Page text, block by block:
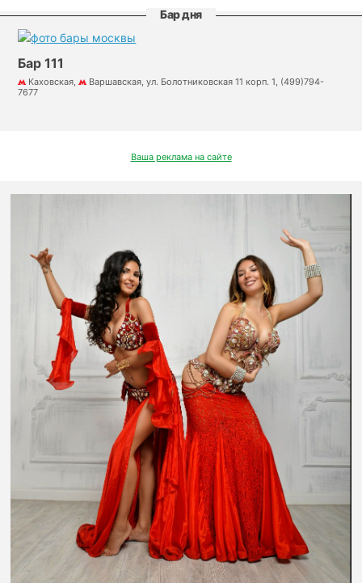
Бар дня
Бар 111
Каховская,
Варшавская, ул. Болотниковская 11 корп. 1, (499)794-
7677
Ваша реклама на сайте